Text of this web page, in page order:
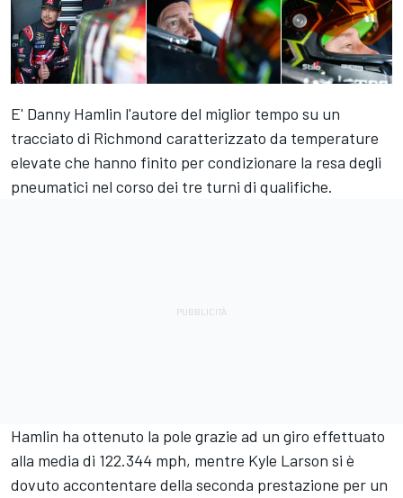
E' Danny Hamlin l'autore del miglior tempo su un
tracciato di Richmond caratterizzato da temperature
elevate che hanno finito per condizionare la resa degli
pneumatici nel corso dei tre turni di qualifiche.
Hamlin ha ottenuto la pole grazie ad un giro effettuato
alla media di 122.344 mph, mentre Kyle Larson si è
dovuto accontentare della seconda prestazione per un